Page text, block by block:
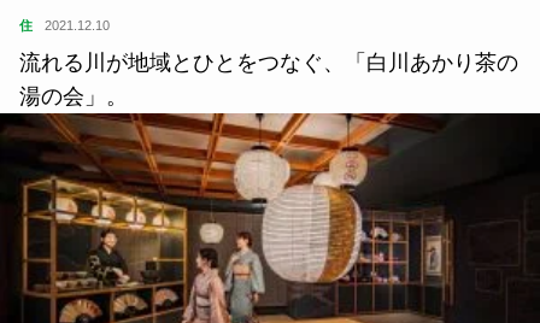
住 2021.12.10
流れる川が地域とひとをつなぐ、「白川あかり茶の
湯の会」。